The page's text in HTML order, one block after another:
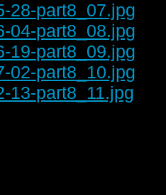
28-part8_07.jpg
04-part8_08.jpg
19-part8_09.jpg
02-part8_10.jpg
13-part8_11.jpg